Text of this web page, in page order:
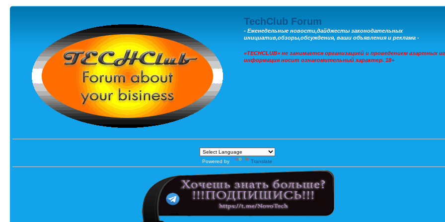
TechClub Forum
- Еженедельные новости,дайджесты законодательных
инициатив,обзоры,обсуждения, ваши объявления и реклама -
«TECHCLUB» не занимается организацией и проведением азартных
информация носит ознакомительный характер. 18+
Powered by Translate